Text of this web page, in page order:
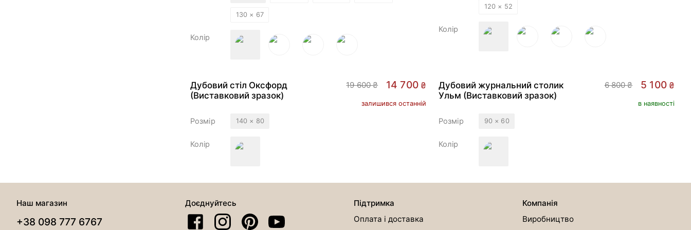
130 × 67
Колір
120 × 52
Колір
РОЗПРОДАЖ -25%
Дубовий стіл Оксфорд
(Виставковий зразок)
19 600 ₴ 14 700₴
залишився останній
Розмір 140 × 80
Колір
РОЗПРОДАЖ -25%
Дубовий журнальний столик
Ульм (Виставковий зразок)
6 800 ₴ 5 100₴
в наявності
Розмір 90 × 60
Колір
Наш магазин
+38 098 777 6767
Доєднуйтесь
Підтримка
Оплата і доставка
Компанія
Виробництво